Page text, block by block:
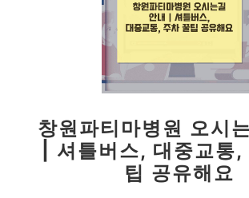
창원파티마병원 오시
| 셔틀버스, 대중교통
팁 공유해요